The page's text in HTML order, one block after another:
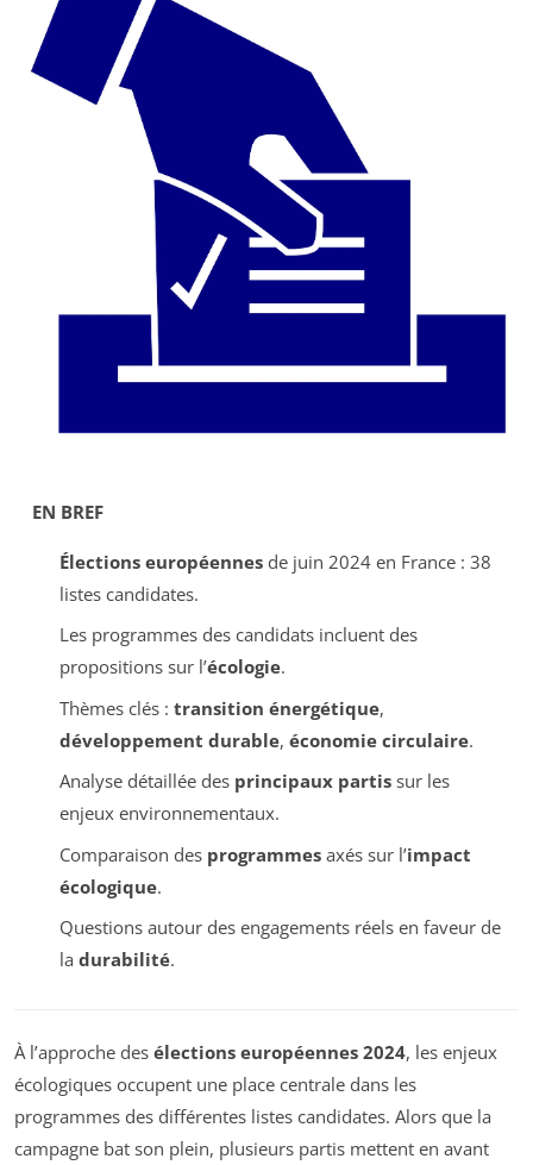
EN BREF
Élections européennesde juin 2024 en France : 38
listes candidates.
Les programmes des candidats incluent des
propositions sur l’écologie.
Thèmes clés : transition énergétique,
développement durable, économie circulaire.
Analyse détaillée des principaux partissur les
enjeux environnementaux.
Comparaison des programmesaxés sur l’impact
écologique.
Questions autour des engagements réels en faveur de
la durabilité.
À l’approche des élections européennes 2024, les enjeux
écologiques occupent une place centrale dans les
programmes des différentes listes candidates. Alors que la
campagne bat son plein, plusieurs partis mettent en avant